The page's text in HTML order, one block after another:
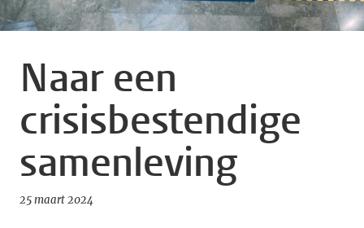
Naar een
crisisbestendige
samenleving
25 maart 2024